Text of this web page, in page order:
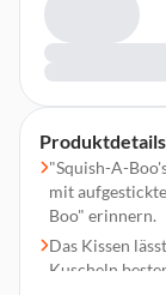
Produktdetails
"Squish-A-
mit
Boo" erinnern.
Das Kissen
Kuscheln